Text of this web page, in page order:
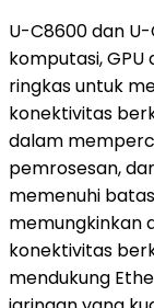
U-C8600 dan
komputasi,
ringkas untuk
konektivitas
dalam
pemrosesan,
memenuhi
memungkinkan
konektivitas
mendukung